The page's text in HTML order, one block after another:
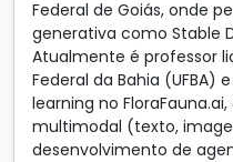
Federal de Goiás, onde
generativa como Stable
Atualmente é professor
Federal da Bahia (UFBA)
learning no
multimodal (texto,
desenvolvimento de